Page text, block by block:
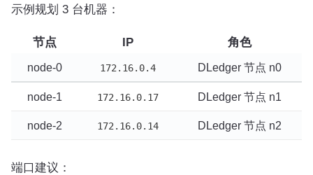
示例规划 3 台机器：
节点 IP 角色
node-0 172.16.0.4 DLedger 节点 n0
node-1 172.16.0.17 DLedger 节点 n1
node-2 172.16.0.14 DLedger 节点 n2
端口建议：